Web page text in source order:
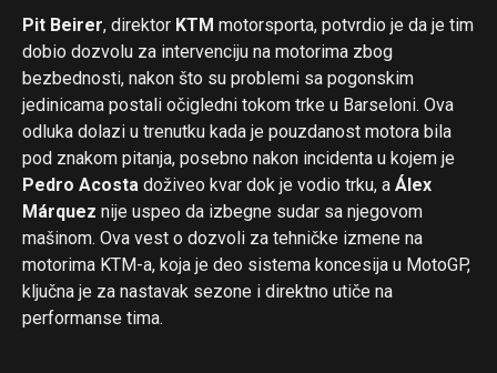
Pit Beirer, direktor KTM motorsporta, potvrdio je da je tim
dobio dozvolu za intervenciju na motorima zbog
bezbednosti, nakon što su problemi sa pogonskim
jedinicama postali očigledni tokom trke u Barseloni. Ova
odluka dolazi u trenutku kada je pouzdanost motora bila
pod znakom pitanja, posebno nakon incidenta u kojem je
Pedro Acosta doživeo kvar dok je vodio trku, a Álex
Márquez nije uspeo da izbegne sudar sa njegovom
mašinom. Ova vest o dozvoli za tehničke izmene na
motorima KTM-a, koja je deo sistema koncesija u MotoGP,
ključna je za nastavak sezone i direktno utiče na
performanse tima.